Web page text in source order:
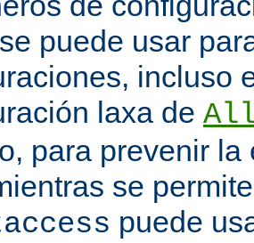
puede usar
incluso
laxa de
para prevenir la
se
puede